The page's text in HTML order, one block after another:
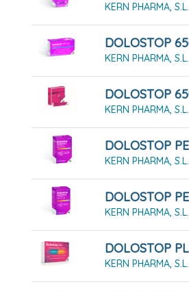
KERN PHARMA, S.L.
KERN PHARMA, S.L.
KERN PHARMA, S.L.
KERN PHARMA, S.L.
KERN PHARMA, S.L.
KERN PHARMA, S.L.